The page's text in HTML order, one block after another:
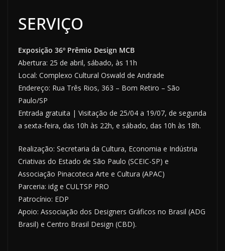
SERVIÇO
Exposição 36º Prêmio Design MCB
Abertura: 25 de abril, sábado, às 11h
Local: Complexo Cultural Oswald de Andrade
Endereço: Rua Três Rios, 363 – Bom Retiro – São
Paulo/SP
Entrada gratuita | Visitação de 25/04 a 19/07, de segunda
a sexta-feira, das 10h às 22h, e sábado, das 10h às 18h.
Realização: Secretaria da Cultura, Economia e Indústria
Criativas do Estado de São Paulo (SCEIC-SP) e
Associação Pinacoteca Arte e Cultura (APAC)
Parceria: idg e CULTSP PRO
Patrocínio: EDP
Apoio: Associação dos Designers Gráficos no Brasil (ADG
Brasil) e Centro Brasil Design (CBD).